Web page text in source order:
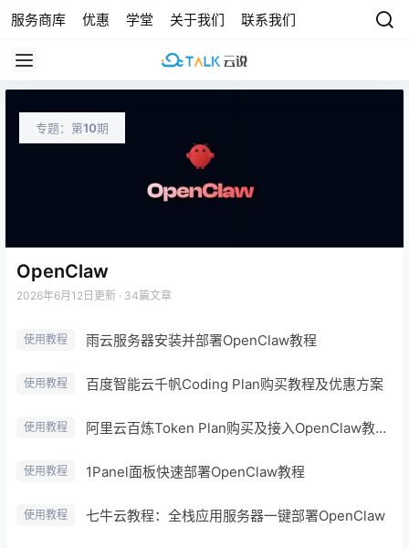
服务商库 优惠 学堂 关于我们 联系我们
专题：第10期
OpenClaw
2026年6月12日 更新 · 34篇文章
使用教程 雨云服务器安装并部署OpenClaw教程
使用教程 百度智能云千帆Coding Plan购买教程及优惠方案
使用教程 阿里云百炼Token Plan购买及接入OpenClaw教程及优惠方案
使用教程 1Panel面板快速部署OpenClaw教程
使用教程 七牛云教程：全栈应用服务器一键部署OpenClaw